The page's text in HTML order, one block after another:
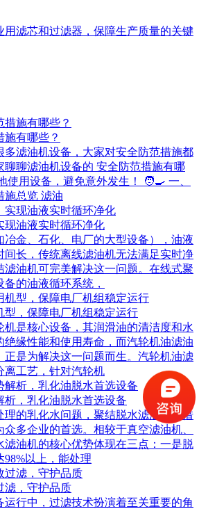
用滤芯和过滤器，保障生产质量的关键
有哪些？
多滤油机设备，大家对安全防范措施都
聊聊滤油机设备的 安全防范措施有哪
使用设备，避免意外发生！ 🧑‍🍳 一、
施总览 滤油
现油液实时循环净化
冶金、石化、电厂的大型设备），油液
间长，传统离线滤油机无法满足实时净
滤油机可完美解决这一问题。在线式聚
的油液循环系统，
型，保障电厂机组稳定运行
机是核心设备，其润滑油的清洁度和水
绝缘性能和使用寿命，而汽轮机油滤油
正是为解决这一问题而生。汽轮机油滤
离工艺，针对汽轮机
析，乳化油脱水首选设备
理的乳化水问题，聚结脱水滤油机凭借
多企业的首选。相较于真空滤油机、
滤油机的核心优势体现在三点：一是脱
以上，能处理
滤，守护品质
行中，过滤技术扮演着至关重要的角